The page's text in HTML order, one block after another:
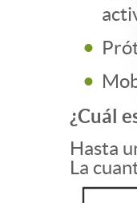
¿Cuál
Hasta
La